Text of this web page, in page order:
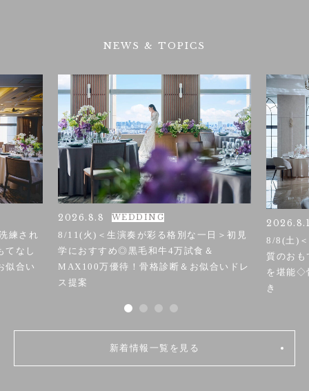
NEWS & TOPICS
練され
てなし
似合い
2026.8.8 WEDDING
8/11(火)＜生演奏が彩る格別な一日＞初見
学におすすめ◎黒毛和牛4万試食＆
MAX100万優待！骨格診断＆お似合いドレ
ス提案
8/8(土)
質のお
を堪能◇
き
新着情報一覧を見る